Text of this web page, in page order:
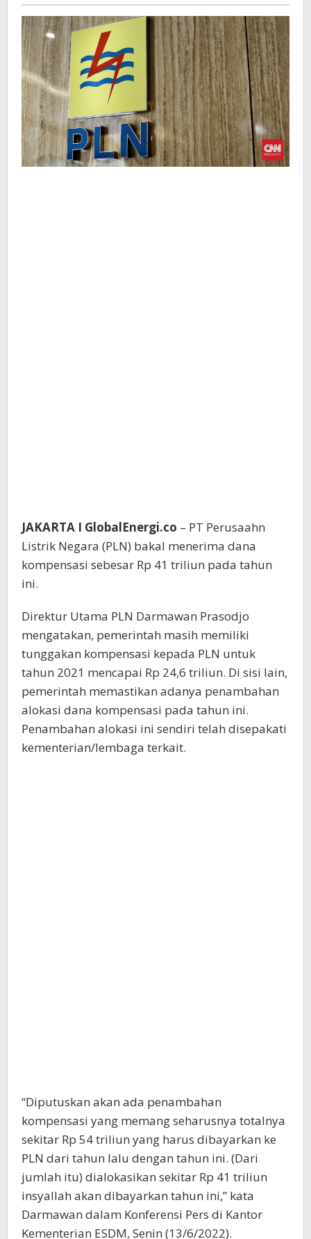
JAKARTA I GlobalEnergi.co – PT Perusaahn
Listrik Negara (PLN) bakal menerima dana
kompensasi sebesar Rp 41 triliun pada tahun
ini.
Direktur Utama PLN Darmawan Prasodjo
mengatakan, pemerintah masih memiliki
tunggakan kompensasi kepada PLN untuk
tahun 2021 mencapai Rp 24,6 triliun. Di sisi lain,
pemerintah memastikan adanya penambahan
alokasi dana kompensasi pada tahun ini.
Penambahan alokasi ini sendiri telah disepakati
kementerian/lembaga terkait.
“Diputuskan akan ada penambahan
kompensasi yang memang seharusnya totalnya
sekitar Rp 54 triliun yang harus dibayarkan ke
PLN dari tahun lalu dengan tahun ini. (Dari
jumlah itu) dialokasikan sekitar Rp 41 triliun
insyallah akan dibayarkan tahun ini,” kata
Darmawan dalam Konferensi Pers di Kantor
Kementerian ESDM, Senin (13/6/2022).